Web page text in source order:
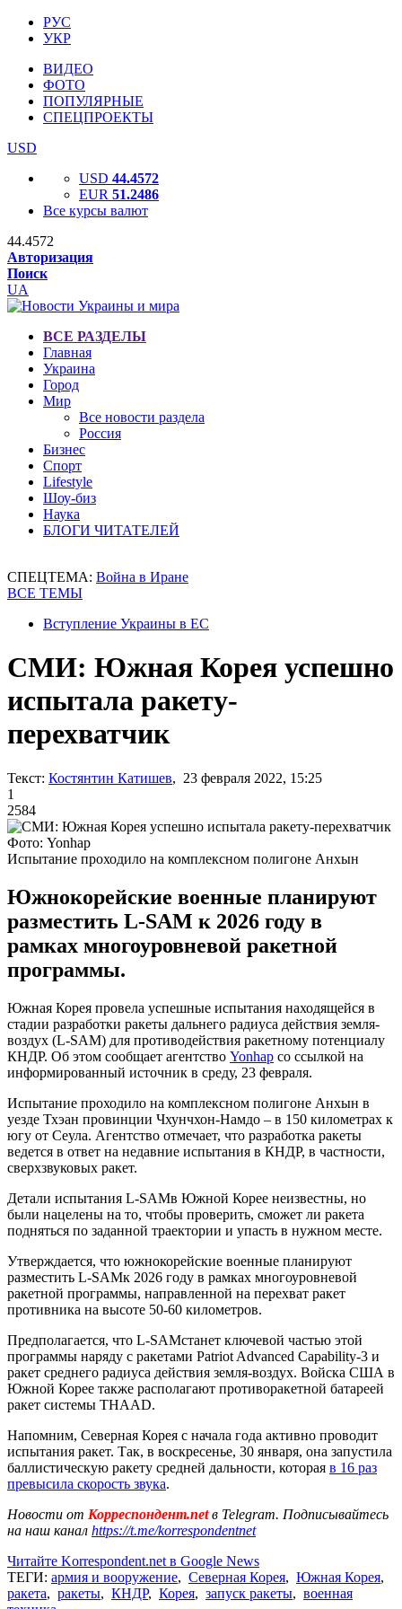
РУС
УКР
ВИДЕО
ФОТО
ПОПУЛЯРНЫЕ
СПЕЦПРОЕКТЫ
USD
USD 44.4572
EUR 51.2486
Все курсы валют
44.4572
Авторизация
Поиск
UA
ВСЕ РАЗДЕЛЫ
Главная
Украина
Город
Мир
Все новости раздела
Россия
Бизнес
Спорт
Lifestyle
Шоу-биз
Наука
БЛОГИ ЧИТАТЕЛЕЙ
СПЕЦТЕМА: Война в Иране
ВСЕ ТЕМЫ
Вступление Украины в ЕС
СМИ: Южная Корея успешно
испытала ракету-
перехватчик
Текст: Костянтин Катишев, 23 февраля 2022, 15:25
1
2584
Фото: Yonhap
Испытание проходило на комплексном полигоне Анхын
Южнокорейские военные планируют
разместить L-SAM к 2026 году в
рамках многоуровневой ракетной
программы.
Южная Корея провела успешные испытания находящейся в
стадии разработки ракеты дальнего радиуса действия земля-
воздух (L-SAM) для противодействия ракетному потенциалу
КНДР. Об этом сообщает агентство Yonhap со ссылкой на
информированный источник в среду, 23 февраля.
Испытание проходило на комплексном полигоне Анхын в
уезде Тхэан провинции Чхунчхон-Намдо – в 150 километрах к
югу от Сеула. Агентство отмечает, что разработка ракеты
ведется в ответ на недавние испытания в КНДР, в частности,
сверхзвуковых ракет.
Детали испытания L-SAMв Южной Корее неизвестны, но
были нацелены на то, чтобы проверить, сможет ли ракета
подняться по заданной траектории и упасть в нужном месте.
Утверждается, что южнокорейские военные планируют
разместить L-SAMк 2026 году в рамках многоуровневой
ракетной программы, направленной на перехват ракет
противника на высоте 50-60 километров.
Предполагается, что L-SAMстанет ключевой частью этой
программы наряду с ракетами Patriot Advanced Capability-3 и
ракет среднего радиуса действия земля-воздух. Войска США в
Южной Корее также располагают противоракетной батареей
ракет системы THAAD.
Напомним, Северная Корея с начала года активно проводит
испытания ракет. Так, в воскресенье, 30 января, она запустила
баллистическую ракету средней дальности, которая в 16 раз
превысила скорость звука.
Новости от Корреспондент.netв Telegram. Подписывайтесь
на наш канал https://t.me/korrespondentnet
Читайте Korrespondent.net в Google News
ТЕГИ: армия и вооружение, Северная Корея, Южная Корея,
ракета, ракеты, КНДР, Корея, запуск ракеты, военная